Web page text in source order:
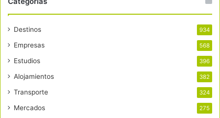
Destinos 934
Empresas 568
Estudios 396
Alojamientos 382
Transporte 324
Mercados 275